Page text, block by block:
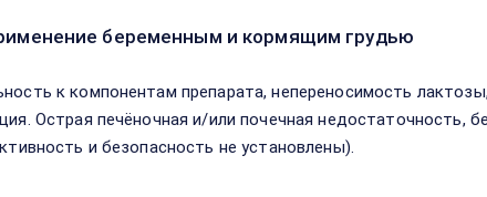
беременным и кормящим грудью
к компонентам препарата, непереносимость
Острая печёночная и/или почечная недостаточность,
и безопасность не установлены).